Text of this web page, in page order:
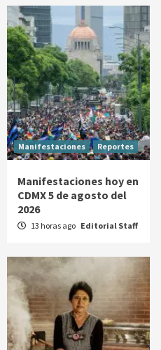
Manifestaciones Reportes
Manifestaciones hoy en
CDMX 5 de agosto del
2026
13 horas ago Editorial Staff